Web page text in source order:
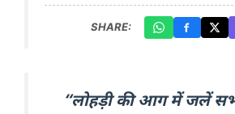
SHARE:
“लोहड़ी की आग में जलें